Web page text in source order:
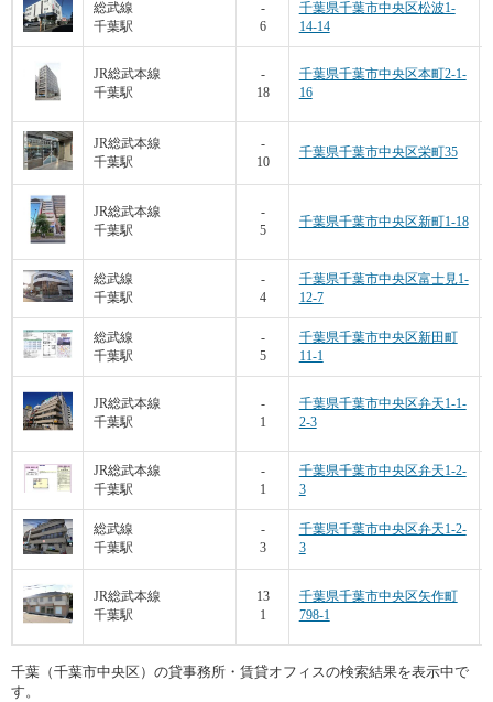
総武線
千葉駅
-
6
千葉県千葉市中央区松波1-
14-14
JR総武本線
千葉駅
-
18
千葉県千葉市中央区本町2-1-
16
JR総武本線
千葉駅
-
10
千葉県千葉市中央区栄町35
JR総武本線
千葉駅
-
5
千葉県千葉市中央区新町1-18
総武線
千葉駅
-
4
千葉県千葉市中央区富士見1-
12-7
総武線
千葉駅
-
5
千葉県千葉市中央区新田町
11-1
JR総武本線
千葉駅
-
1
千葉県千葉市中央区弁天1-1-
2-3
JR総武本線
千葉駅
-
1
千葉県千葉市中央区弁天1-2-
3
総武線
千葉駅
-
3
千葉県千葉市中央区弁天1-2-
3
JR総武本線
千葉駅
13
1
千葉県千葉市中央区矢作町
798-1
千葉（千葉市中央区）の貸事務所・賃貸オフィスの検索結果を表示中で
す。